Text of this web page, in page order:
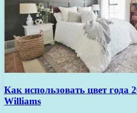
Как использовать цвет года
Williams